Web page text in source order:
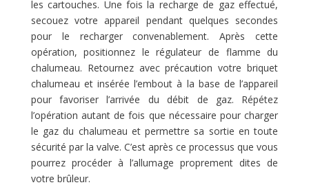
les cartouches. Une fois la recharge de gaz effectué,
secouez votre appareil pendant quelques secondes
pour le recharger convenablement. Après cette
opération, positionnez le régulateur de flamme du
chalumeau. Retournez avec précaution votre briquet
chalumeau et insérée l’embout à la base de l’appareil
pour favoriser l’arrivée du débit de gaz. Répétez
l’opération autant de fois que nécessaire pour charger
le gaz du chalumeau et permettre sa sortie en toute
sécurité par la valve. C’est après ce processus que vous
pourrez procéder à l’allumage proprement dites de
votre brûleur.